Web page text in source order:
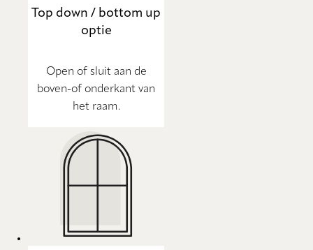
Top down / bottom up
optie
Open of sluit aan de
boven-of onderkant van
het raam.